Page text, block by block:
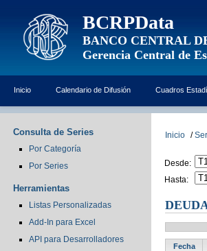
BCRPData
BANCO CENTRAL
Gerencia Central de
Inicio Calendario de Difusión Cuadros
Consulta de Series
Por Categoría
Por Series
Herramientas
Listas Personalizadas
Add-In para Excel
API para Desarrolladores
Inicio /
Desde:
Hasta:
Fecha